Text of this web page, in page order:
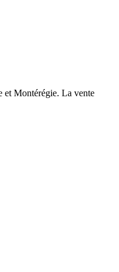
et Montérégie. La vente